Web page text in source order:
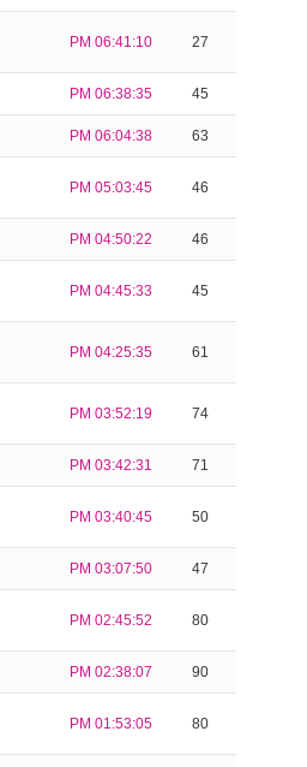
PM 06:41:10 27
PM 06:38:35 45
PM 06:04:38 63
PM 05:03:45 46
PM 04:50:22 46
PM 04:45:33 45
PM 04:25:35 61
PM 03:52:19 74
PM 03:42:31 71
PM 03:40:45 50
PM 03:07:50 47
PM 02:45:52 80
PM 02:38:07 90
PM 01:53:05 80